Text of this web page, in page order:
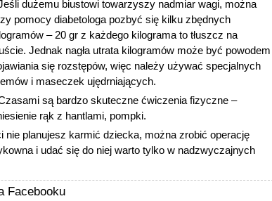
dużemu biustowi towarzyszy nadmiar wagi, można
pomocy diabetologa pozbyć się kilku zbędnych
– 20 gr z każdego kilograma to tłuszcz na
Jednak nagła utrata kilogramów może być powodem
się rozstępów, więc należy używać specjalnych
i maseczek ujędrniających.
są bardzo skuteczne ćwiczenia fizyczne –
rąk z hantlami, pompki.
nie planujesz karmić dziecka, można zrobić operację
i udać się do niej warto tylko w nadzwyczajnych
Facebooku